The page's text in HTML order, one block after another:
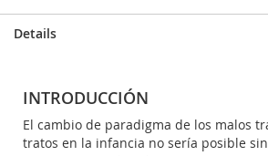
Details
INTRODUCCIÓN
El cambio de paradigma de los malos
tratos en la infancia no sería posible